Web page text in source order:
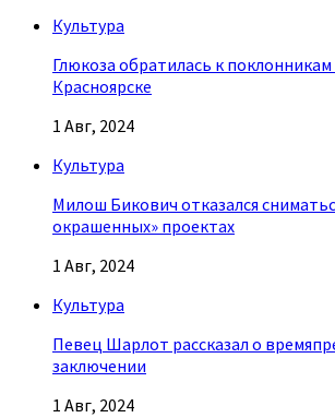
Культура
Глюкоза обратилась к поклонникам
Красноярске
1 Авг, 2024
Культура
Милош Бикович отказался
окрашенных» проектах
1 Авг, 2024
Культура
Певец Шарлот рассказал о
заключении
1 Авг, 2024